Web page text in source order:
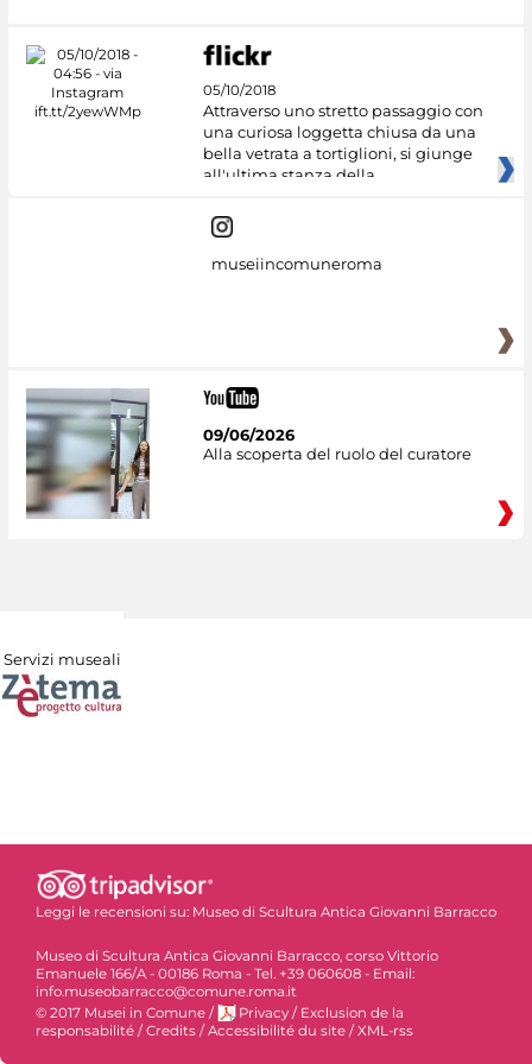
05/10/2018
Attraverso uno stretto passaggio con
una curiosa loggetta chiusa da una
bella vetrata a tortiglioni, si giunge
all'ultima stanza della
museiincomuneroma
09/06/2026
Alla scoperta del ruolo del curatore
Servizi museali
Leggi le recensioni su: Museo di Scultura Antica Giovanni Barracco
Museo di Scultura Antica Giovanni Barracco, corso Vittorio
Emanuele 166/A - 00186 Roma - Tel. +39 060608 - Email:
info.museobarracco@comune.roma.it
© 2017 Musei in Comune / Privacy / Exclusion de la
responsabilité / Credits / Accessibilité du site / XML-rss